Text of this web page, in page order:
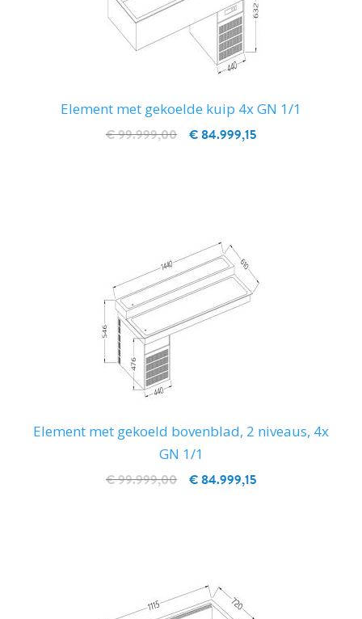
Element met gekoelde kuip 4x GN 1/1
€ 84.999,15
€ 99.999,00
Element met gekoeld bovenblad, 2 niveaus, 4x
GN 1/1
€ 84.999,15
€ 99.999,00